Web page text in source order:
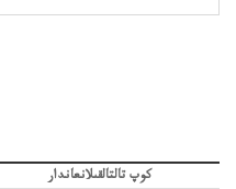
كوپ تالتالقىلانعاندار